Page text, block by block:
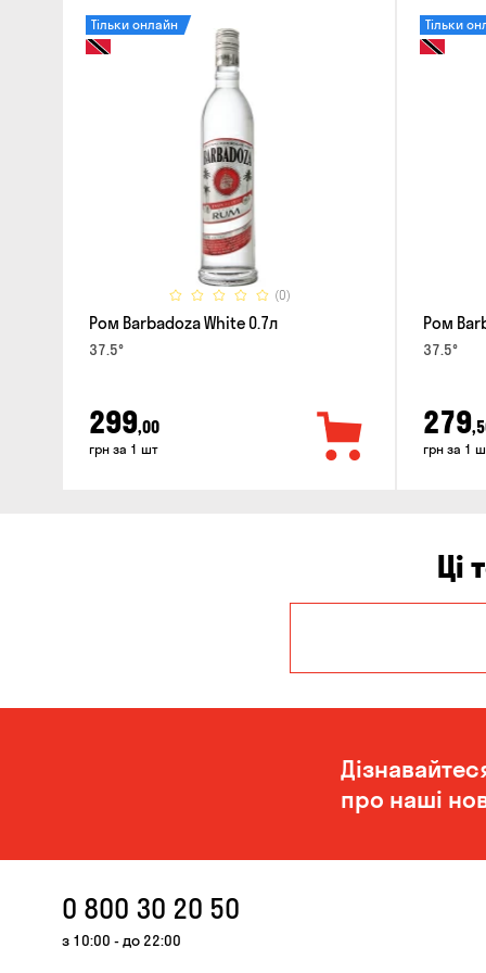
(0)
Тільки онлайн
Ром Barbadoza White 0.7л
37.5°
299,00
грн за 1 шт
Тільки
Ром
37.5°
279
грн за 1
Ці
Одеса
про наші
0 800 30 20 50
з 10:00 - до 22:00